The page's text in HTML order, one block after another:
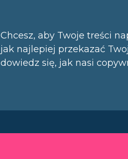
Chcesz, aby Twoje treści
jak najlepiej przekazać
dowiedz się, jak nasi